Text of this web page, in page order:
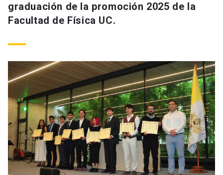
graduación de la promoción 2025 de la
Facultad de Física UC.